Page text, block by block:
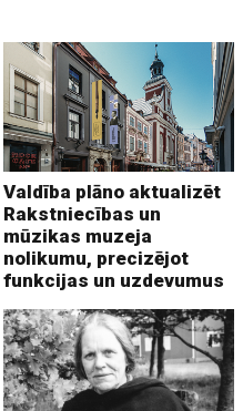
Valdība plāno aktualizēt
Rakstniecības un
mūzikas muzeja
nolikumu, precizējot
funkcijas un uzdevumus